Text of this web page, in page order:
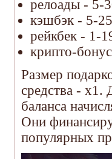
релоады - 5-
кэшбэк - 5-
рейкбек - 1-
крипто-
Размер
средства - х1.
баланса
Они
популярных